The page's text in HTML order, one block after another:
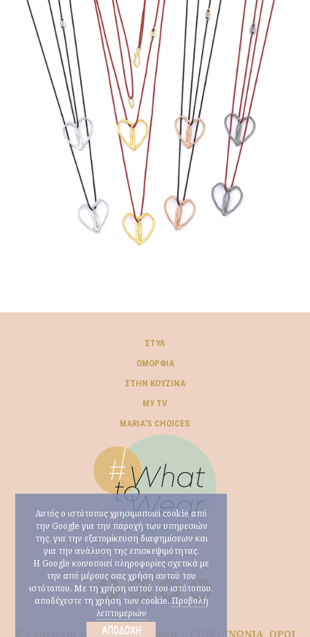
ΣΤΥΛ
ΟΜΟΡΦΙΆ
ΣΤΗΝ ΚΟΥΖΊΝΑ
MY TV
ΜARIA’S CHOICES
© Copyright 2026 Μαρία Ηλιάκη | ΕΠΙΚΟΙΝΩΝΙΑ ΟΡΟΙ
Αυτός ο ιστότοπος χρησιμοποιεί cookie από
την Google για την παροχή των υπηρεσιών
της, για την εξατομίκευση διαφημίσεων και
για την ανάλυση της επισκεψιμότητας.
Η Google κοινοποιεί πληροφορίες σχετικά με
την από μέρους σας χρήση αυτού του
ιστότοπου. Με τη χρήση αυτού του ιστότοπου,
αποδέχεστε τη χρήση των cookie. Προβολή
λεπτομεριών
ΑΠΟΔΟΧΉ